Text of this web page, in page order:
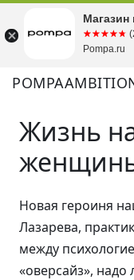
POMPA
Жизнь
Новая героиня
Лазарева,
между
«оверсайз»,
☆☆☆☆☆
★★★★★
Pompa.ru